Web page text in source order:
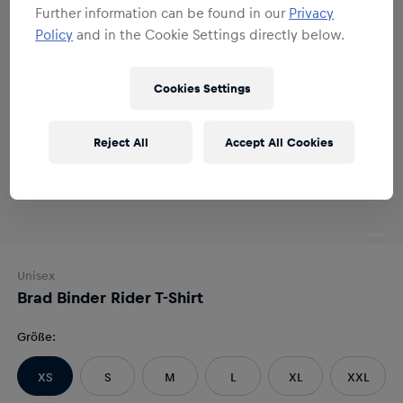
Unisex
Brad Binder Rider T-Shirt
Größe:
XS S M L XL XXL
Further information can be found in our Privacy
Policy and in the Cookie Settings directly below.
Cookies Settings
Reject All Accept All Cookies